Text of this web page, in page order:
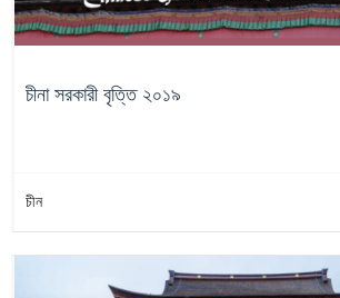
চীনা সরকারী বৃত্তি ২০১৯
চীন